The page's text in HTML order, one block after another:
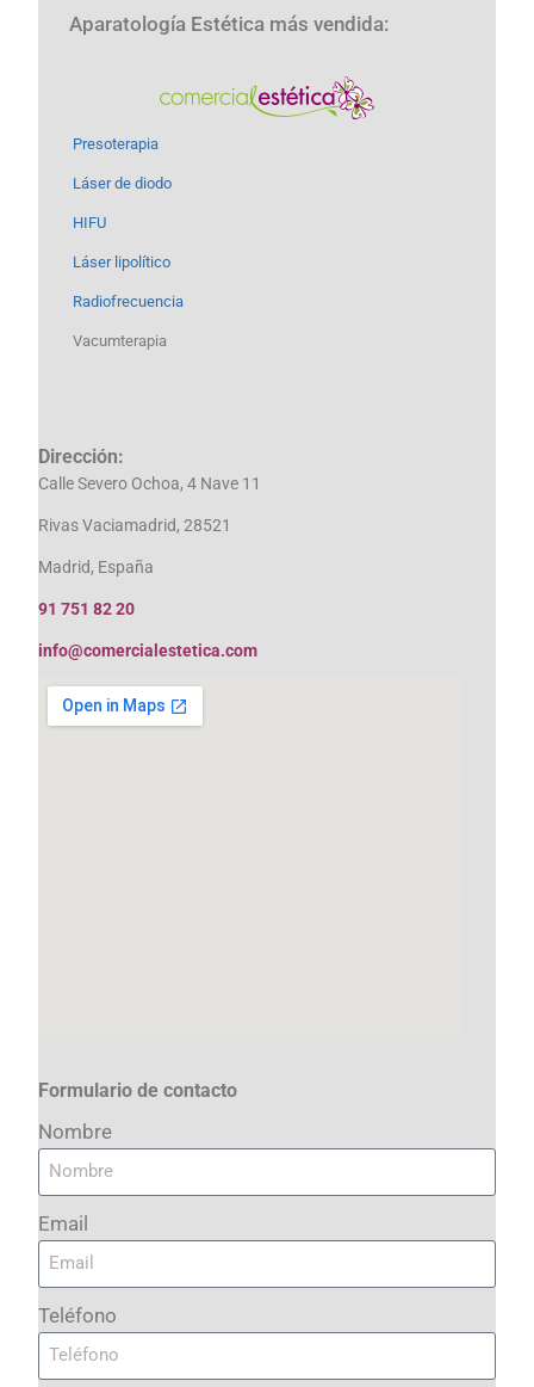
Aparatología Estética más vendida:
Presoterapia
Láser de diodo
HIFU
Láser lipolítico
Radiofrecuencia
Vacumterapia
Dirección:
Calle Severo Ochoa, 4 Nave 11
Rivas Vaciamadrid, 28521
Madrid, España
91 751 82 20
info@comercialestetica.com
Formulario de contacto
Nombre
Email
Teléfono